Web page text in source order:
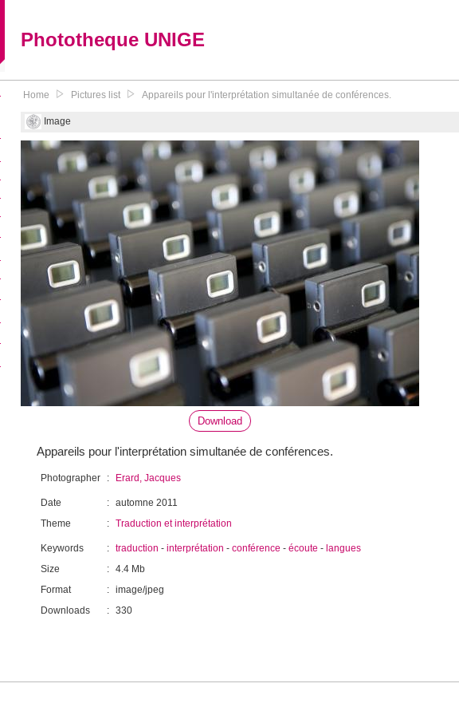
Phototheque UNIGE
Home Pictures list Appareils pour l'interprétation simultanée de conférences.
Image
Download
Appareils pour l'interprétation simultanée de conférences.
Photographer : Erard, Jacques
Date : automne 2011
Theme
: Traduction et interprétation
Keywords : traduction - interprétation - conférence - écoute - langues
Size
: 4.4 Mb
Format
: image/jpeg
Downloads
: 330